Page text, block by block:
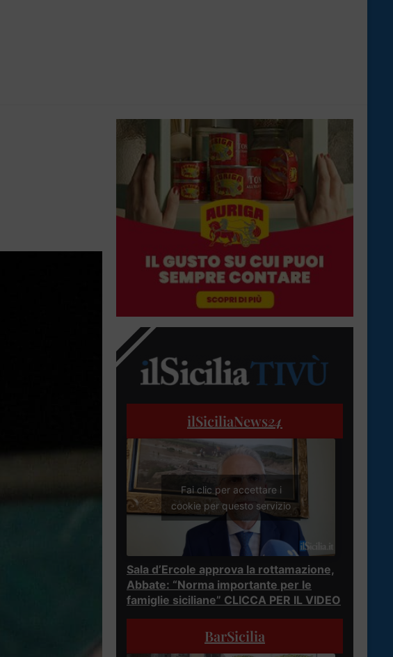
ilSiciliaNews24
Fai clic per accettare i
cookie per questo servizio
Sala d’Ercole approva la rottamazione,
Abbate: “Norma importante per le
famiglie siciliane” CLICCA PER IL VIDEO
BarSicilia